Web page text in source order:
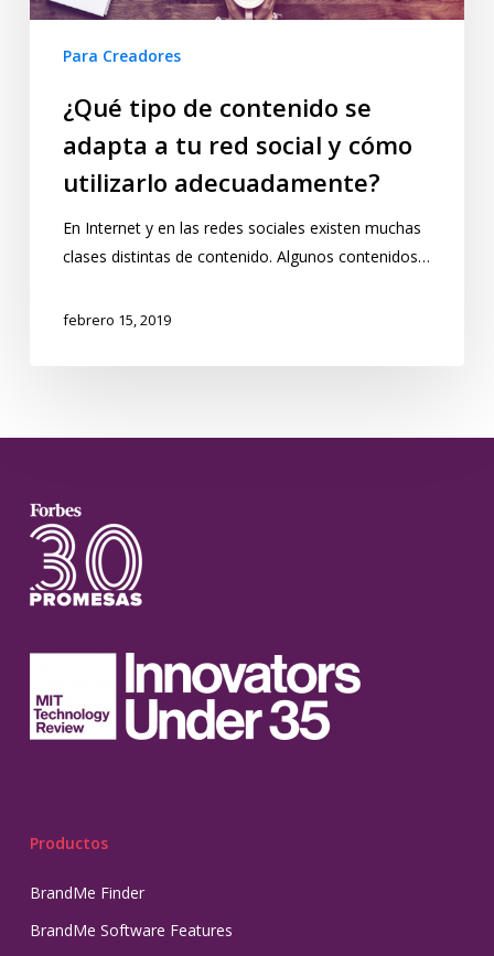
Para Creadores
¿Qué tipo de contenido se
adapta a tu red social y cómo
utilizarlo adecuadamente?
En Internet y en las redes sociales existen muchas
clases distintas de contenido. Algunos contenidos…
febrero 15, 2019
Productos
BrandMe Finder
BrandMe Software Features